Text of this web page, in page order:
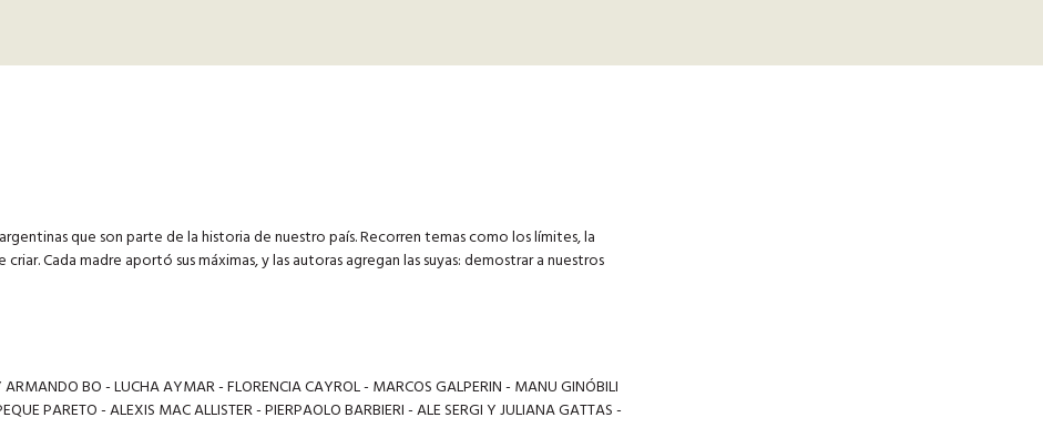
que son parte de la historia de nuestro país. Recorren temas como los límites, la
Cada madre aportó sus máximas, y las autoras agregan las suyas: demostrar a nuestros
BO - LUCHA AYMAR - FLORENCIA CAYROL - MARCOS GALPERIN - MANU GINÓBILI
PARETO - ALEXIS MAC ALLISTER - PIERPAOLO BARBIERI - ALE SERGI Y JULIANA GATTAS -